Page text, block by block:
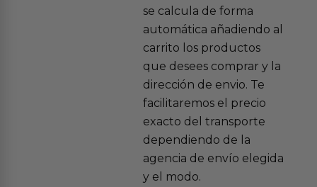
se calcula de forma
automática añadiendo al
carrito los productos
que desees comprar y la
dirección de envio. Te
facilitaremos el precio
exacto del transporte
dependiendo de la
agencia de envío elegida
y el modo.